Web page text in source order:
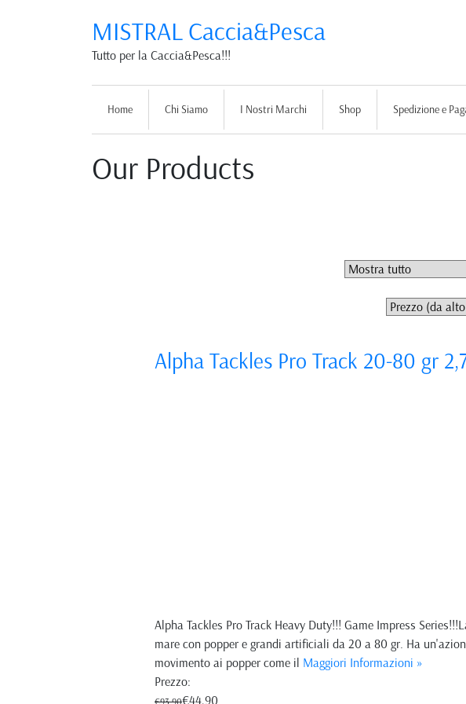
MISTRAL Caccia&Pesca
Tutto per la Caccia&Pesca!!!
Home Chi Siamo I Nostri Marchi Shop Spedizione e
Our Products
Alpha Tackles Pro Track 20-80 gr
Alpha Tackles Pro Track Heavy Duty!!! Game Impress
mare con popper e grandi artificiali da 20 a 80 gr. Ha
movimento ai popper come il Maggiori Informazioni »
Prezzo:
€93,90€44,90